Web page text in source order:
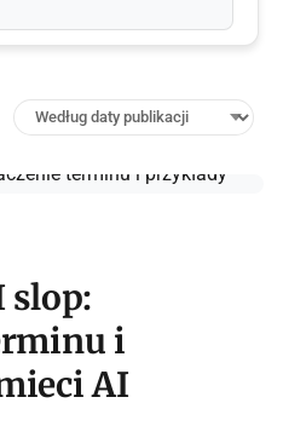
slop:
i
AI